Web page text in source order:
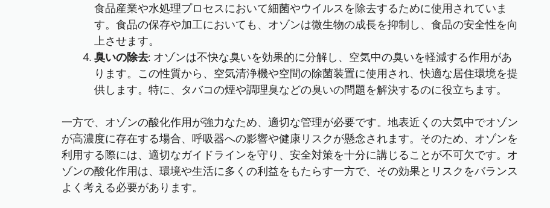
食品産業や水処理プロセスにおいて細菌やウイルスを除去するために使用されていま
す。食品の保存や加工においても、オゾンは微生物の成長を抑制し、食品の安全性を向
上させます。
臭いの除去: オゾンは不快な臭いを効果的に分解し、空気中の臭いを軽減する作用があ
ります。この性質から、空気清浄機や空間の除菌装置に使用され、快適な居住環境を提
供します。特に、タバコの煙や調理臭などの臭いの問題を解決するのに役立ちます。
一方で、オゾンの酸化作用が強力なため、適切な管理が必要です。地表近くの大気中でオゾン
が高濃度に存在する場合、呼吸器への影響や健康リスクが懸念されます。そのため、オゾンを
利用する際には、適切なガイドラインを守り、安全対策を十分に講じることが不可欠です。オ
ゾンの酸化作用は、環境や生活に多くの利益をもたらす一方で、その効果とリスクをバランス
よく考える必要があります。